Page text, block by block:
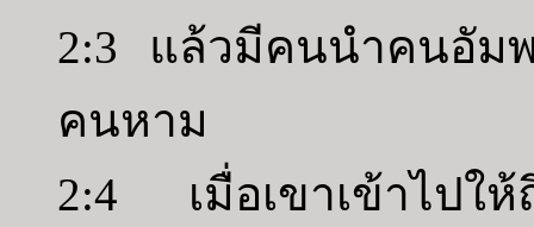
2:3 แล้วมีคนนำคนอัม
คนหาม
2:4 เมื่อเขาเข้าไปให้